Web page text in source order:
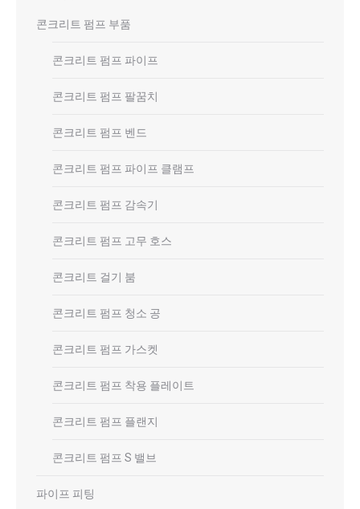
콘크리트 펌프 부품
콘크리트 펌프 파이프
콘크리트 펌프 팔꿈치
콘크리트 펌프 벤드
콘크리트 펌프 파이프 클램프
콘크리트 펌프 감속기
콘크리트 펌프 고무 호스
콘크리트 걸기 붐
콘크리트 펌프 청소 공
콘크리트 펌프 가스켓
콘크리트 펌프 착용 플레이트
콘크리트 펌프 플랜지
콘크리트 펌프 S 밸브
파이프 피팅